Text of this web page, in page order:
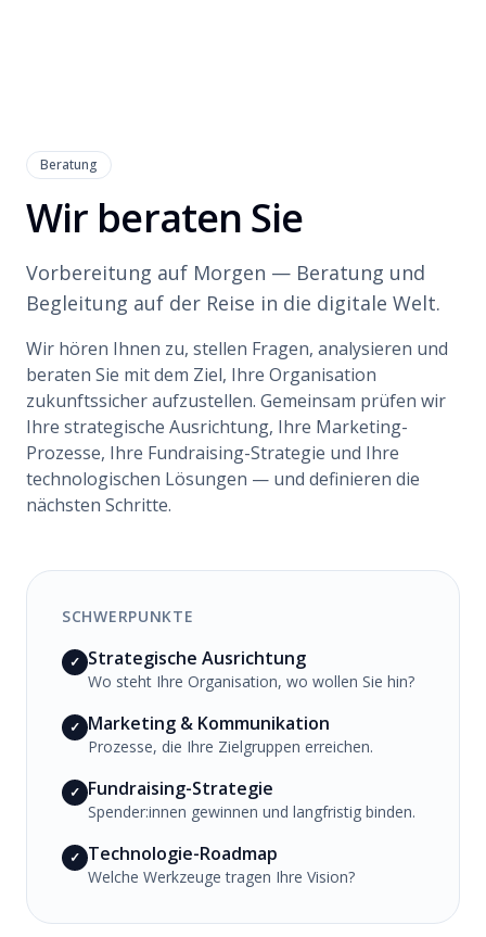
Beratung
Wir beraten Sie
Vorbereitung auf Morgen — Beratung und
Begleitung auf der Reise in die digitale Welt.
Wir hören Ihnen zu, stellen Fragen, analysieren und
beraten Sie mit dem Ziel, Ihre Organisation
zukunftssicher aufzustellen. Gemeinsam prüfen wir
Ihre strategische Ausrichtung, Ihre Marketing-
Prozesse, Ihre Fundraising-Strategie und Ihre
technologischen Lösungen — und definieren die
nächsten Schritte.
SCHWERPUNKTE
✓ Strategische Ausrichtung
Wo steht Ihre Organisation, wo wollen Sie hin?
✓ Marketing & Kommunikation
Prozesse, die Ihre Zielgruppen erreichen.
✓ Fundraising-Strategie
Spender:innen gewinnen und langfristig binden.
✓ Technologie-Roadmap
Welche Werkzeuge tragen Ihre Vision?